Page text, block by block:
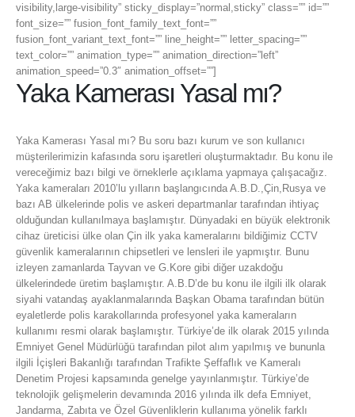
visibility,large-visibility” sticky_display=”normal,sticky” class=”” id=””
font_size=”” fusion_font_family_text_font=””
fusion_font_variant_text_font=”” line_height=”” letter_spacing=””
text_color=”” animation_type=”” animation_direction=”left”
animation_speed=”0.3″ animation_offset=””]
Yaka Kamerası Yasal mı?
Yaka Kamerası Yasal mı? Bu soru bazı kurum ve son kullanıcı
müşterilerimizin kafasında soru işaretleri oluşturmaktadır. Bu konu ile
vereceğimiz bazı bilgi ve örneklerle açıklama yapmaya çalışacağız.
Yaka kameraları 2010’lu yılların başlangıcında A.B.D.,Çin,Rusya ve
bazı AB ülkelerinde polis ve askeri departmanlar tarafından ihtiyaç
olduğundan kullanılmaya başlamıştır. Dünyadaki en büyük elektronik
cihaz üreticisi ülke olan Çin ilk yaka kameralarını bildiğimiz CCTV
güvenlik kameralarının chipsetleri ve lensleri ile yapmıştır. Bunu
izleyen zamanlarda Tayvan ve G.Kore gibi diğer uzakdoğu
ülkelerindede üretim başlamıştır. A.B.D’de bu konu ile ilgili ilk olarak
siyahi vatandaş ayaklanmalarında Başkan Obama tarafından bütün
eyaletlerde polis karakollarında profesyonel yaka kameraların
kullanımı resmi olarak başlamıştır. Türkiye’de ilk olarak 2015 yılında
Emniyet Genel Müdürlüğü tarafından pilot alım yapılmış ve bununla
ilgili İçişleri Bakanlığı tarafından Trafikte Şeffaflık ve Kameralı
Denetim Projesi kapsamında genelge yayınlanmıştır. Türkiye’de
teknolojik gelişmelerin devamında 2016 yılında ilk defa Emniyet,
Jandarma, Zabıta ve Özel Güvenliklerin kullanıma yönelik farklı